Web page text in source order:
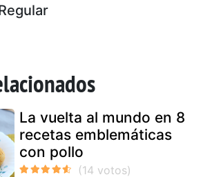
La vuelta al mundo en 8
recetas emblemáticas
con pollo